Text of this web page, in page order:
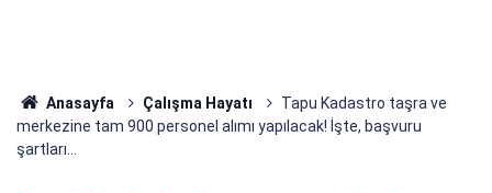
Anasayfa Çalışma Hayatı
Tapu Kadastro taşra ve
merkezine tam 900 personel alımı yapılacak! İşte, başvuru
şartları...